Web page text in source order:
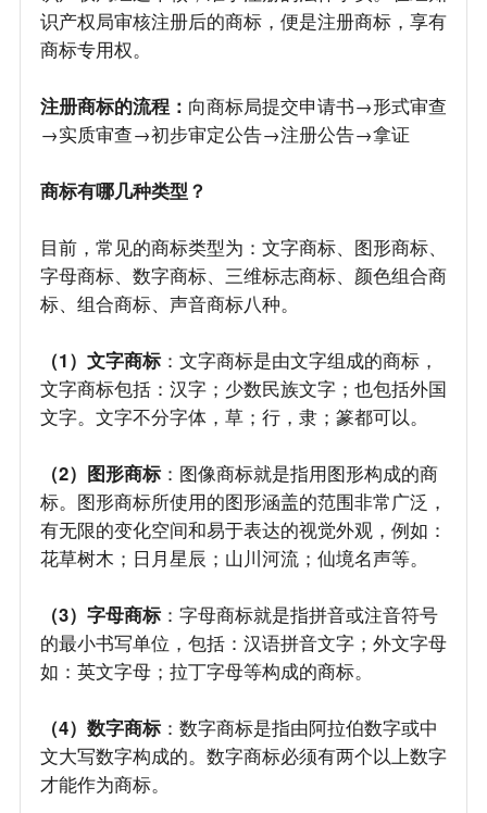
识产权局审核注册后的商标，便是注册商标，享有
商标专用权。
注册商标的流程： 向商标局提交申请书→形式审查
→实质审查→初步审定公告→注册公告→拿证
商标有哪几种类型？
目前，常见的商标类型为：文字商标、图形商标、
字母商标、数字商标、三维标志商标、颜色组合商
标、组合商标、声音商标八种。
（1）文字商标：文字商标是由文字组成的商标，
文字商标包括：汉字；少数民族文字；也包括外国
文字。文字不分字体，草；行，隶；篆都可以。
（2）图形商标：图像商标就是指用图形构成的商
标。图形商标所使用的图形涵盖的范围非常广泛，
有无限的变化空间和易于表达的视觉外观，例如：
花草树木；日月星辰；山川河流；仙境名声等。
（3）字母商标：字母商标就是指拼音或注音符号
的最小书写单位，包括：汉语拼音文字；外文字母
如：英文字母；拉丁字母等构成的商标。
（4）数字商标：数字商标是指由阿拉伯数字或中
文大写数字构成的。数字商标必须有两个以上数字
才能作为商标。